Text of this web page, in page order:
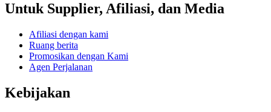
Untuk Supplier, Afiliasi, dan Media
Afiliasi dengan kami
Ruang berita
Promosikan dengan Kami
Agen Perjalanan
Kebijakan